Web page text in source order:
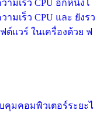
ามเร็ว CPU อีกหนึ่งโ
มเร็ว CPU และ ยังรว
ต์แวร์ ในเครื่องด้วย ฟ
คุมคอมพิวเตอร์ระยะไ